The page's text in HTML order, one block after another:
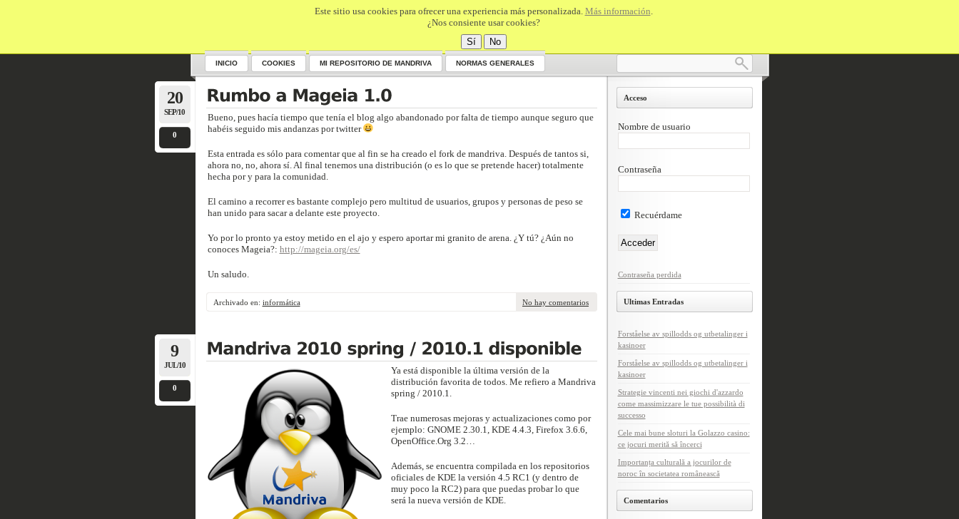
INICIO COOKIES MI REPOSITORIO DE MANDRIVA NORMAS GENERALES
20
SEP/10
0
Bueno, pues hacía tiempo que tenía el blog algo abandonado por falta de tiempo aunque seguro que
habéis seguido mis andanzas por twitter
Esta entrada es sólo para comentar que al fin se ha creado el fork de mandriva. Después de tantos si,
ahora no, no, ahora sí. Al final tenemos una distribución (o es lo que se pretende hacer) totalmente
hecha por y para la comunidad.
El camino a recorrer es bastante complejo pero multitud de usuarios, grupos y personas de peso se
han unido para sacar a delante este proyecto.
Yo por lo pronto ya estoy metido en el ajo y espero aportar mi granito de arena. ¿Y tú? ¿Aún no
conoces Mageia?: http://mageia.org/es/
Un saludo.
Archivado en: informática No hay comentarios
9
JUL/10
0
Ya está disponible la última versión de la
distribución favorita de todos. Me refiero a Mandriva
spring / 2010.1.
Trae numerosas mejoras y actualizaciones como por
ejemplo: GNOME 2.30.1, KDE 4.4.3, Firefox 3.6.6,
OpenOffice.Org 3.2…
Además, se encuentra compilada en los repositorios
oficiales de KDE la versión 4.5 RC1 (y dentro de
muy poco la RC2) para que puedas probar lo que
será la nueva versión de KDE.
Acceso
Nombre de usuario
Contraseña
Recuérdame
Contraseña perdida
Ultimas Entradas
Forståelse av spillodds og utbetalinger i
kasinoer
Forståelse av spillodds og utbetalinger i
kasinoer
Strategie vincenti nei giochi d'azzardo
come massimizzare le tue possibilità di
successo
Cele mai bune sloturi la Golazzo casino:
ce jocuri merită să încerci
Importanța culturală a jocurilor de
noroc în societatea românească
Comentarios
Este sitio usa cookies para ofrecer una experiencia más personalizada. Más información
¿Nos consiente usar cookies?
Sí
No